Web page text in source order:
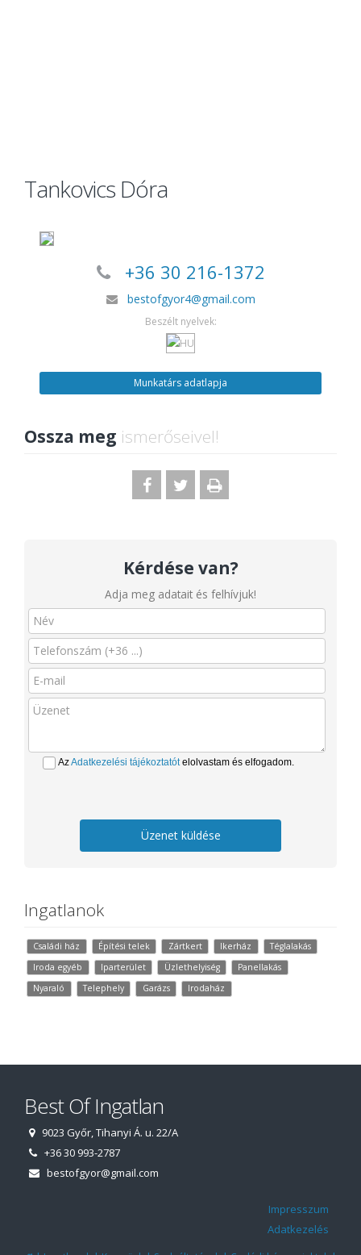
Tankovics Dóra
+36 30 216-1372
bestofgyor4@gmail.com
Beszélt nyelvek:
Munkatárs adatlapja
Ossza meg ismerőseivel!
Kérdése van?
Adja meg adatait és felhívjuk!
AzAdatkezelési tájékoztatótelolvastam és elfogadom.
Üzenet küldése
Ingatlanok
Családi ház Építési telek Zártkert Ikerház
Téglalakás
Iroda egyéb
Iparterület Üzlethelyiség
Panellakás
Nyaraló
Telephely Garázs Irodaház
Best Of Ingatlan
9023 Győr, Tihanyi Á. u. 22/A
+36 30 993-2787
bestofgyor@gmail.com
Impresszum
Adatkezelés